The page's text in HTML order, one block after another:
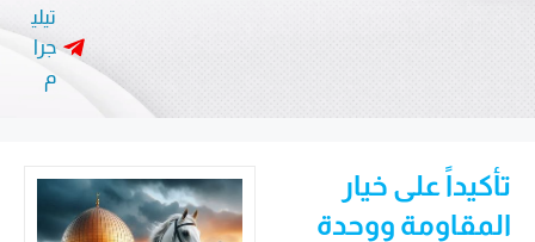
تيلي
جرا
تأكيداً على خيار
المقاومة ووحدة